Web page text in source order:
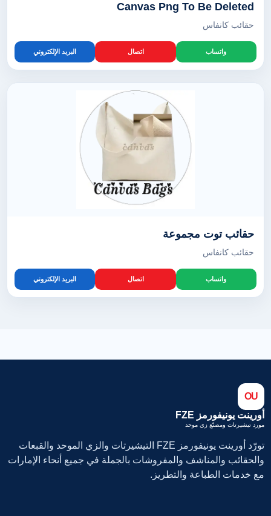
Canvas Png To Be Deleted
حقائب كانفاس
واتساب اتصال البريد الإلكتروني
حقائب توت مجموعة
حقائب كانفاس
واتساب اتصال البريد الإلكتروني
OU
أورينت يونيفورمز FZE
مورد تيشيرتات ومصنّع زي موحد
تورّد أورينت يونيفورمز FZE التيشيرتات والزي الموحد والقبعات
والحقائب والمناشف والمفروشات بالجملة في جميع أنحاء الإمارات
مع خدمات الطباعة والتطريز.